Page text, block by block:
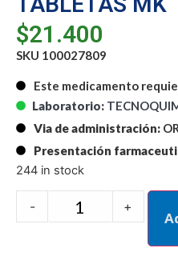
$21.400
SKU 100027809
Este medicamento
Laboratorio:
Via de administración:
Presentación
244 in stock
- +